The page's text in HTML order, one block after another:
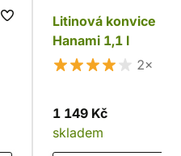
Litinová konvice
Hanami 1,1 l
2×
1 149 Kč
skladem